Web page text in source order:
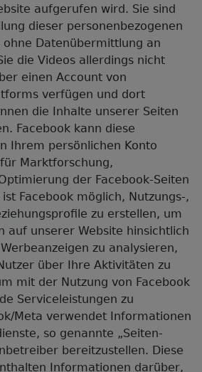
aufgerufen wird. Sie sind
dieser personenbezogenen
Datenübermittlung an
die Videos allerdings nicht
einen Account von
verfügen und dort
die Inhalte unserer Seiten
Facebook kann diese
Ihrem persönlichen Konto
Marktforschung,
der Facebook-Seiten
Facebook möglich, Nutzungs-,
zu erstellen, um
auf unserer Website hinsichtlich
zu analysieren,
über Ihre Aktivitäten zu
mit der Nutzung von Facebook
Serviceleistungen zu
Meta verwendet Informationen
so genannte „Seiten-
bereitzustellen. Diese
Informationen darüber,